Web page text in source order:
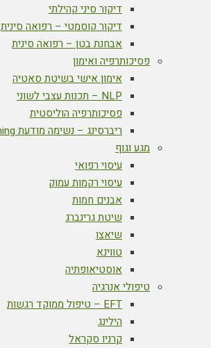
דיקור סיני קהילתי
דיקור קוסמטי – רפואה סינית
אבחנת בטן – רפואה סינית
פסיכותרפיה ואימון
אימון אישי בשיטת סאטיה
NLP – תכנות עצבי לשוני
פסיכותרפיה הוליסטית
ריברסינג – נשימה מודעת Rebirthing
מגע וגוף
עיסוי רפואי
עיסוי רקמות עמוק
אבנים חמות
שיטת גרינברג
שיאצו
טווינא
אוסטיאופתיה
טיפולי אנרגיה
EFT – טיפול ממוקד רגשות
הילינג
קרניו סקראל